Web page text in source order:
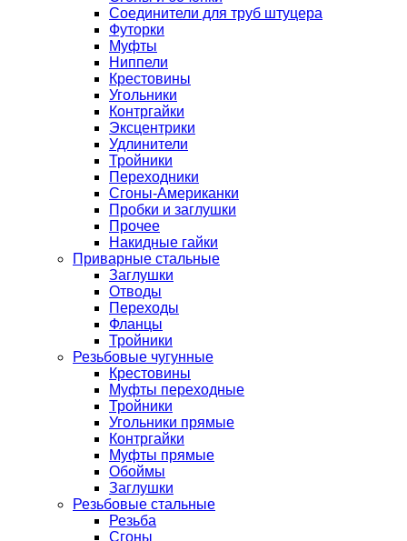
Соединители для труб штуцера
Футорки
Муфты
Ниппели
Крестовины
Угольники
Контргайки
Эксцентрики
Удлинители
Тройники
Переходники
Сгоны-Американки
Пробки и заглушки
Прочее
Накидные гайки
Приварные стальные
Заглушки
Отводы
Переходы
Фланцы
Тройники
Резьбовые чугунные
Крестовины
Муфты переходные
Тройники
Угольники прямые
Контргайки
Муфты прямые
Обоймы
Заглушки
Резьбовые стальные
Резьба
Сгоны